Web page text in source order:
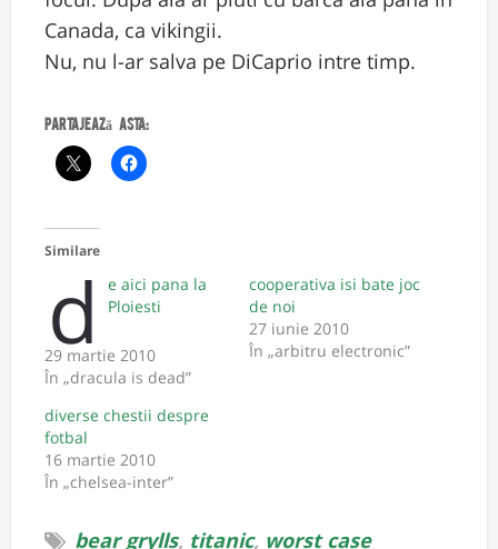
Canada, ca vikingii.
Nu, nu l-ar salva pe DiCaprio intre timp.
Partajează asta:
Similare
d
e aici pana la
Ploiesti
29 martie 2010
În „dracula is dead”
cooperativa isi bate joc
de noi
27 iunie 2010
În „arbitru electronic”
diverse chestii despre
fotbal
16 martie 2010
În „chelsea-inter”
bear grylls, titanic, worst case